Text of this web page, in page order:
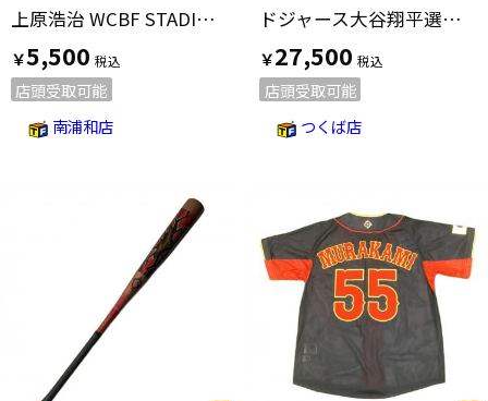
上原浩治 WCBF STADIUM LEGENDS フィギュア 応援グッズ
￥5,500
店頭受取可能
南浦和店
ドジャース大谷翔平選手 2024年 AL MVP 受賞記念 ダブルコインフォトミント THE HIGHLAND MINT(ハイランドミント)
￥27,500
店頭受取可能
つくば店